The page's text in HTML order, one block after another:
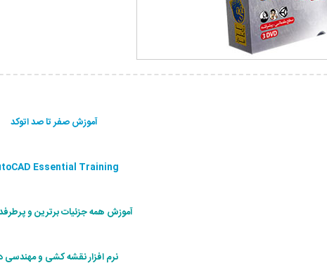
آموزش صفر تا صد اتوکد
Essential Training
آموزش همه جزئیات برترین و
نرم افزار نقشه کشی و مهندسی